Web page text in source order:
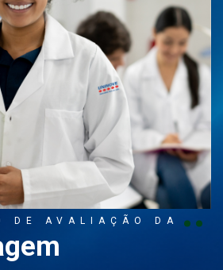
DE AVALIAÇÃO DA